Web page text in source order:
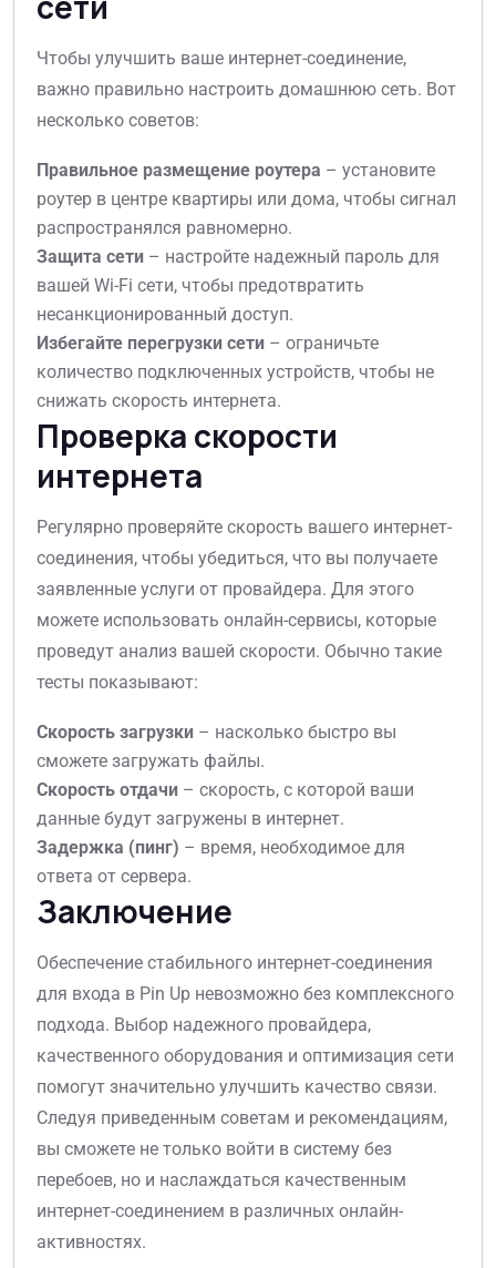
Чтобы улучшить ваше интернет-соединение,
важно правильно настроить домашнюю сеть. Вот
несколько советов:
Правильное размещение роутера – установите
роутер в центре квартиры или дома, чтобы сигнал
распространялся равномерно.
Защита сети – настройте надежный пароль для
вашей Wi-Fi сети, чтобы предотвратить
несанкционированный доступ.
Избегайте перегрузки сети – ограничьте
количество подключенных устройств, чтобы не
снижать скорость интернета.
Проверка скорости
интернета
Регулярно проверяйте скорость вашего интернет-
соединения, чтобы убедиться, что вы получаете
заявленные услуги от провайдера. Для этого
можете использовать онлайн-сервисы, которые
проведут анализ вашей скорости. Обычно такие
тесты показывают:
Скорость загрузки – насколько быстро вы
сможете загружать файлы.
Скорость отдачи – скорость, с которой ваши
данные будут загружены в интернет.
Задержка (пинг) – время, необходимое для
ответа от сервера.
Заключение
Обеспечение стабильного интернет-соединения
для входа в Pin Up невозможно без комплексного
подхода. Выбор надежного провайдера,
качественного оборудования и оптимизация сети
помогут значительно улучшить качество связи.
Следуя приведенным советам и рекомендациям,
вы сможете не только войти в систему без
перебоев, но и наслаждаться качественным
интернет-соединением в различных онлайн-
активностях.